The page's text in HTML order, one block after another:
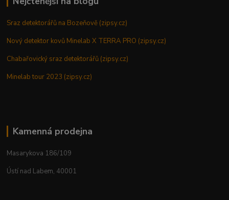
Sraz detektorářů na Bozeňově (zipsy.cz)
Nový detektor kovů Minelab X TERRA PRO (zipsy.cz)
Chabařovický sraz detektorářů (zipsy.cz)
Minelab tour 2023 (zipsy.cz)
Kamenná prodejna
Masarykova 186/109
Ústí nad Labem, 40001